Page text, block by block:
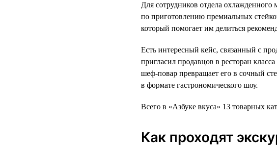
Для сотрудников отдела охлажденного
по приготовлению премиальных
который помогает им делиться
Есть интересный кейс, связанный с
пригласил продавцов в ресторан
шеф-повар превращает его в сочный
в формате гастрономического шоу.
Всего в «Азбуке вкуса» 13 товарных
Как проходят